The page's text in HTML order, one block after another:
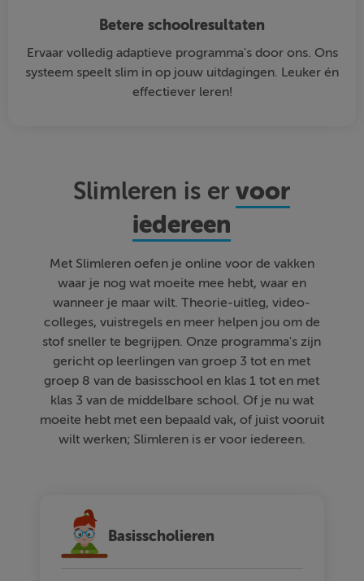
Betere schoolresultaten
Ervaar volledig adaptieve programma's door ons. Ons
systeem speelt slim in op jouw uitdagingen. Leuker én
effectiever leren!
Slimleren is ervoor
iedereen
Met Slimleren oefen je online voor de vakken
waar je nog wat moeite mee hebt, waar en
wanneer je maar wilt. Theorie-uitleg, video-
colleges, vuistregels en meer helpen jou om de
stof sneller te begrijpen. Onze programma's zijn
gericht op leerlingen van groep 3 tot en met
groep 8 van de basisschool en klas 1 tot en met
klas 3 van de middelbare school. Of je nu wat
moeite hebt met een bepaald vak, of juist vooruit
wilt werken; Slimleren is er voor iedereen.
Basisscholieren